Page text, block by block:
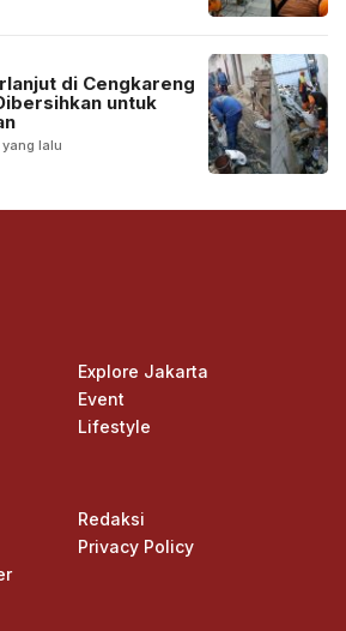
lalu
di Cengkareng
untuk
Explore Jakarta
Event
Lifestyle
Redaksi
Privacy Policy